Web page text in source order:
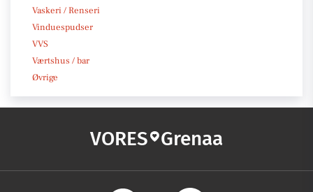
Vaskeri / Renseri
Vinduespudser
VVS
Værtshus / bar
Øvrige
VORES Grenaa